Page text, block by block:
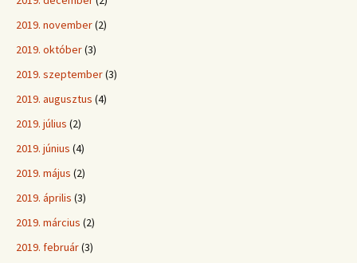
2019. november(2)
2019. október(3)
2019. szeptember(3)
2019. augusztus (4)
2019. július (2)
2019. június (4)
2019. május (2)
2019. április (3)
2019. március (2)
2019. február(3)